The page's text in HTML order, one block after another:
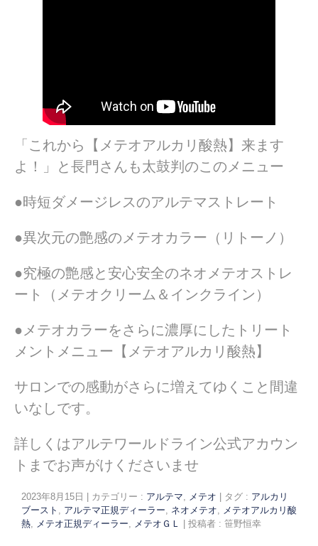
「これから【メテオアルカリ酸熱】来ます
よ！」と長門さんも太鼓判のこのメニュー
●時短ダメージレスのアルテマストレート
●異次元の艶感のメテオカラー（リトーノ）
●究極の艶感と安心安全のネオメテオストレ
ート（メテオクリーム＆インクライン）
●メテオカラーをさらに濃厚にしたトリート
メントメニュー【メテオアルカリ酸熱】
サロンでの感動がさらに増えてゆくこと間違
いなしです。
詳しくはアルテワールドライン公式アカウン
トまでお声がけくださいませ
2023年8月15日 | カテゴリー : アルテマ メテオ | タグ : アルカリ
ブースト
アルテマ正規ディーラー ネオメテオ
メテオアルカリ酸
熱
メテオ正規ディーラー メテオＧＬ | 投稿者 : 笹野恒幸